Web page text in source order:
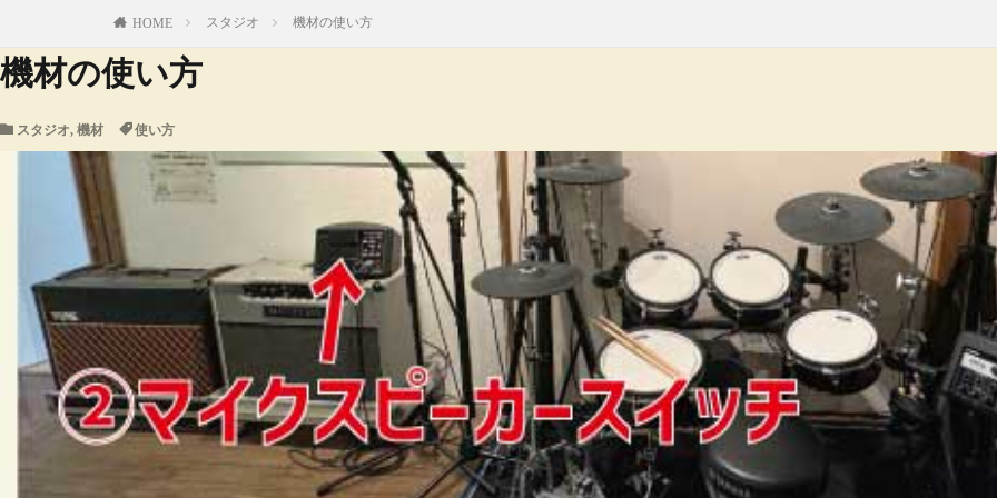
HOME スタジオ 機材の使い方
機材の使い方
スタジオ, 機材 使い方